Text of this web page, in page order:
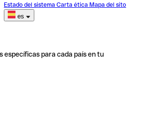
Estado del sistema Carta ética Mapa del sito
es
específicas para cada país en tu